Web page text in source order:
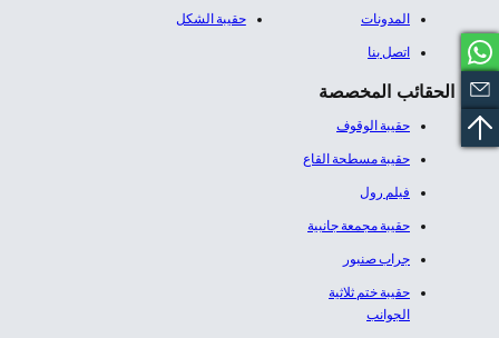
المدونات
اتصل بنا
حقيبة الشكل
الحقائب المخصصة
حقيبة الوقوف
حقيبة مسطحة القاع
فيلم رول
حقيبة مجمعة جانبية
جراب صنبور
حقيبة ختم ثلاثية
الجوانب